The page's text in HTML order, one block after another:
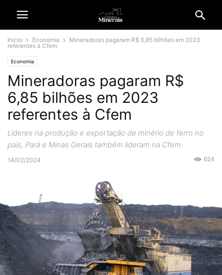
Início Economia
Mineradoras pagaram R$ 6,85 bilhões em 2023
referentes à Cfem
Economia
Mineradoras pagaram R$
6,85 bilhões em 2023
referentes à Cfem
Líderes na produção e exportação de minério de ferro no
país, Pará e Minas Gerais também lideram na Cfem
14/02/2024 624